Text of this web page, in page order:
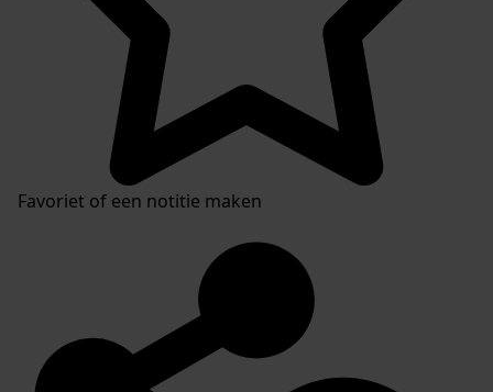
Favoriet of een notitie maken